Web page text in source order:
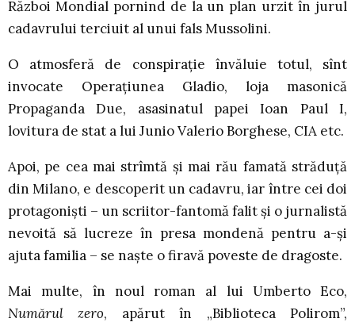
Război Mondial pornind de la un plan urzit în jurul
cadavrului terciuit al unui fals Mussolini.
O atmosferă de conspiraţie învăluie totul, sînt
invocate Operaţiunea Gladio, loja masonică
Propaganda Due, asasinatul papei Ioan Paul I,
lovitura de stat a lui Junio Valerio Borghese, CIA etc.
Apoi, pe cea mai strîmtă şi mai rău famată străduţă
din Milano, e descoperit un cadavru, iar între cei doi
protagonişti – un scriitor-fantomă falit şi o jurnalistă
nevoită să lucreze în presa mondenă pentru a-şi
ajuta familia – se naşte o firavă poveste de dragoste.
Mai multe, în noul roman al lui Umberto Eco,
Numărul zero, apărut în „Biblioteca Polirom”,